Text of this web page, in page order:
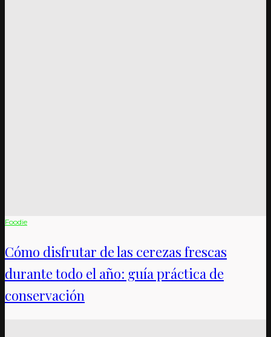
Foodie
Cómo disfrutar de las cerezas frescas
durante todo el año: guía práctica de
conservación